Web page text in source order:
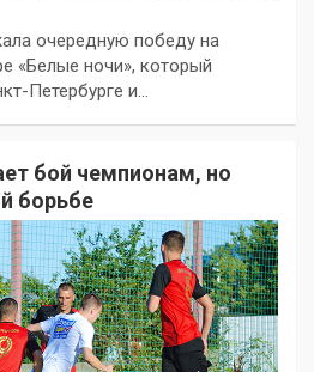
очередную победу на
«Белые ночи», который
Петербурге и…
бой чемпионам, но
борьбе